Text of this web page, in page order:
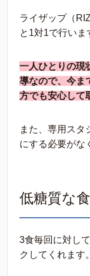
ライザップ（
と1対1で行いま
一人ひとりの現
導なので、今ま
方でも安心して
また、専用スタ
にする必要がな
低糖質な
3食毎回に対し
クしてくれます。